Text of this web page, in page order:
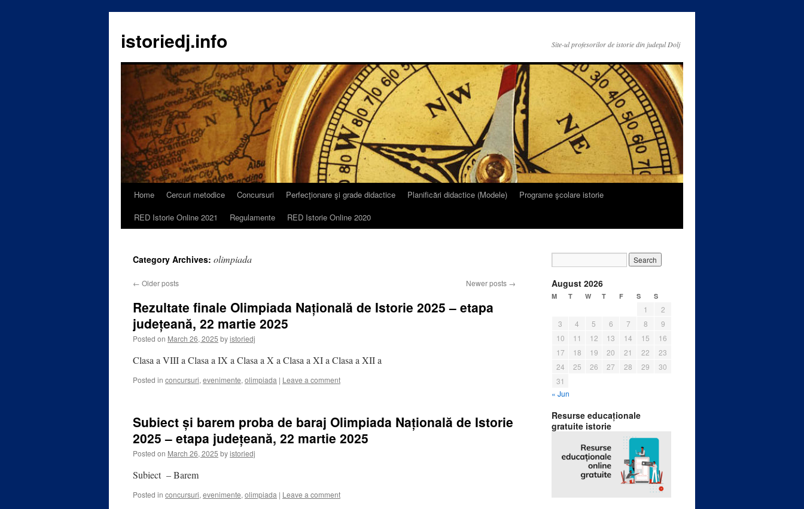
istoriedj.info Site-ul profesorilor de istorie din judeţul Dolj
SkipHome Cercuri metodice Concursuri Perfecţionare şi grade didactice Planificări didactice (Modele)
Programe şcolare istorie
RED Istorie Online 2021
Regulamente RED Istorie Online 2020
Category Archives: olimpiada
← Older posts Newer posts →
Rezultate finale Olimpiada Națională de Istorie 2025 – etapa
județeană, 22 martie 2025
Posted on March 26, 2025 byistoriedj
Clasa a VIII a Clasa a IX a Clasa a X a Clasa a XI a Clasa a XII a
Posted in concursuri, evenimente, olimpiada | Leave a comment
Subiect și barem proba de baraj Olimpiada Națională de Istorie
2025 – etapa județeană, 22 martie 2025
Posted on March 26, 2025 byistoriedj
Subiect – Barem
Posted in concursuri, evenimente, olimpiada | Leave a comment
August 2026
M T W T F S S
1
2
3
4 5 6 7 8
9
10
11 12 13 14 15
16
17
18 19 20 21 22
23
24
25 26 27 28 29
30
31
« Jun
Resurse educaționale
gratuite istorie